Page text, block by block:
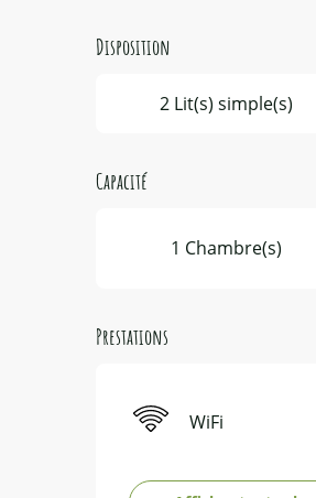
Disposition
2 Lit(s) simple(s)
Capacité
1 Chambre(s)
Prestations
WiFi